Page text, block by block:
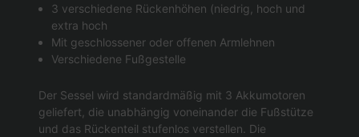
3 verschiedene Rückenhöhen (niedrig, hoch und
extra hoch
Mit geschlossener oder offenen Armlehnen
Verschiedene Fußgestelle
Der Sessel wird standardmäßig mit 3 Akkumotoren
geliefert, die unabhängig voneinander die Fußstütze
und das Rückenteil stufenlos verstellen. Die